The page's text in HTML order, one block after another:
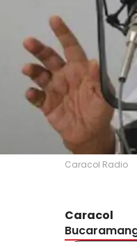
Caracol Radio
Caracol